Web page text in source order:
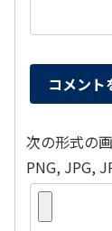
次の形式の
PNG, JPG,